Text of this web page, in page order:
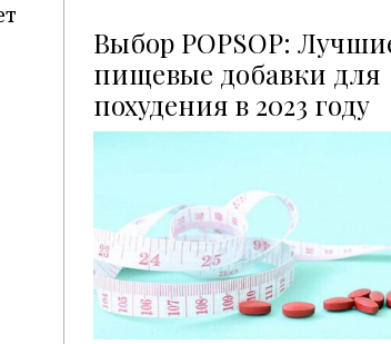
Выбор POPSOP:
пищевые добавки для
похудения в 2023 году
P